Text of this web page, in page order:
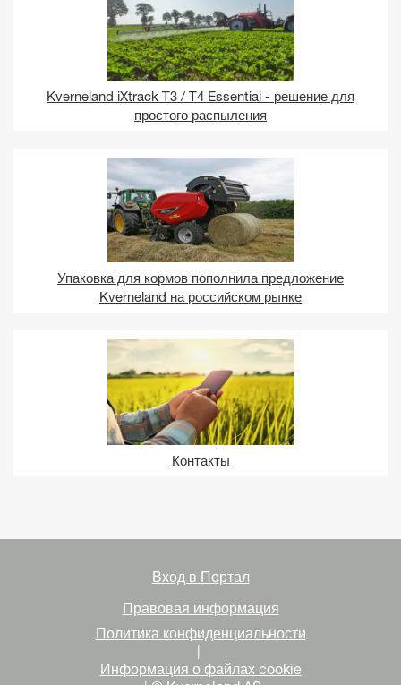
Kverneland iXtrack T3 / T4 Essential - решение для
простого распыления
Упаковка для кормов пополнила предложение
Kverneland на российском рынке
Контакты
Вход в Портал
Правовая информация
Политика конфиденциальности
Информация о файлах cookie